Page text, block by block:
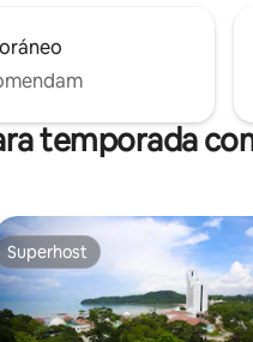
temporada
Superhost
Superhost